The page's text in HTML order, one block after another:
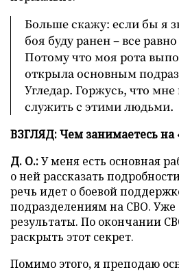
Больше скажу: если бы я
боя буду ранен – все
Потому что моя рота
открыла основным
Угледар. Горжусь, что мне
служить с этими людьми.
ВЗГЛЯД: Чем занимаетесь на
Д. О.:У меня есть основная
о ней рассказать
речь идет о боевой
подразделениям на СВО. Уже
результаты. По окончании
раскрыть этот секрет.
Помимо этого, я преподаю